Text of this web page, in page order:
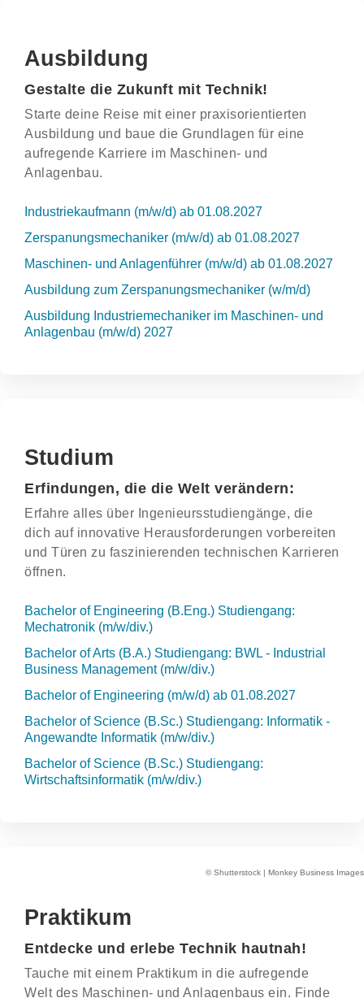
Ausbildung
Gestalte die Zukunft mit Technik!
Starte deine Reise mit einer praxisorientierten
Ausbildung und baue die Grundlagen für eine
aufregende Karriere im Maschinen- und
Anlagenbau.
Industriekaufmann (m/w/d) ab 01.08.2027
Zerspanungsmechaniker (m/w/d) ab 01.08.2027
Maschinen- und Anlagenführer (m/w/d) ab 01.08.2027
Ausbildung zum Zerspanungsmechaniker (w/m/d)
Ausbildung Industriemechaniker im Maschinen- und
Anlagenbau (m/w/d) 2027
Studium
Erfindungen, die die Welt verändern:
Erfahre alles über Ingenieurs­studiengänge, die
dich auf innovative Herausforderungen vorbereiten
und Türen zu faszinierenden technischen Karrieren
öffnen.
Bachelor of Engineering (B.Eng.) Studiengang:
Mechatronik (m/w/div.)
Bachelor of Arts (B.A.) Studiengang: BWL - Industrial
Business Management (m/w/div.)
Bachelor of Engineering (m/w/d) ab 01.08.2027
Bachelor of Science (B.Sc.) Studiengang: Informatik -
Angewandte Informatik (m/w/div.)
Bachelor of Science (B.Sc.) Studiengang:
Wirtschaftsinformatik (m/w/div.)
©Shutterstock | Monkey Business Images
Praktikum
Entdecke und erlebe Technik hautnah!
Tauche mit einem Praktikum in die aufregende
Welt des Maschinen- und Anlagenbaus ein. Finde